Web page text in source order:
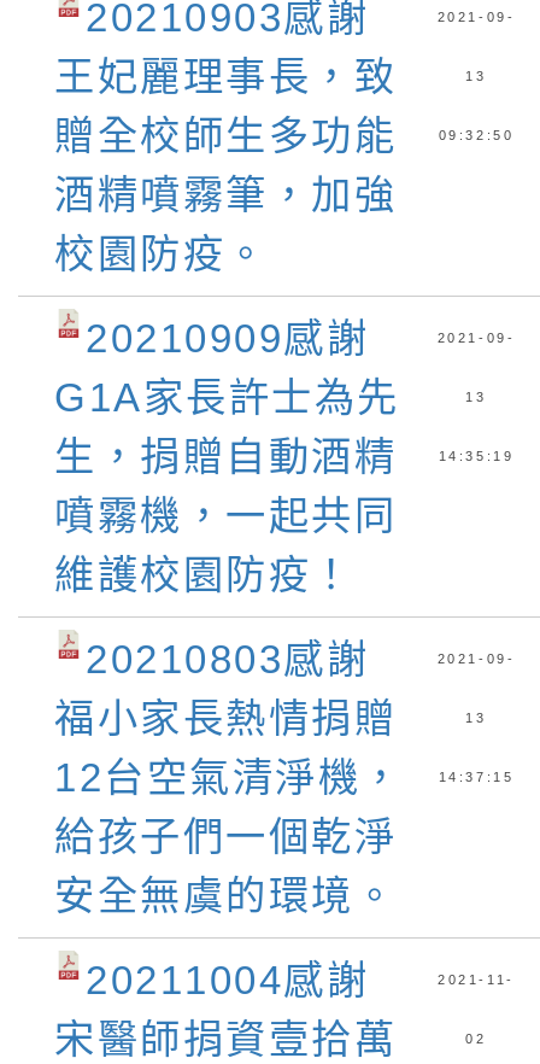
20210903感謝
王妃麗理事長，致
贈全校師生多功能
酒精噴霧筆，加強
校園防疫。
2021-09-
13
09:32:50
20210909感謝
G1A家長許士為先
生，捐贈自動酒精
噴霧機，一起共同
維護校園防疫！
2021-09-
13
14:35:19
20210803感謝
福小家長熱情捐贈
12台空氣清淨機，
給孩子們一個乾淨
安全無虞的環境。
2021-09-
13
14:37:15
20211004感謝
宋醫師捐資壹拾萬
2021-11-
02